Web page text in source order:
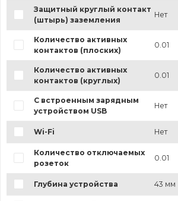
Защитный круглый контакт
(штырь) заземления
Нет
Количество активных
контактов (плоских)
0.01
Количество активных
контактов (круглых)
0.01
С встроенным зарядным
устройством USB
Нет
Wi-Fi Нет
Количество отключаемых
розеток
0.01
Глубина устройства 43 мм